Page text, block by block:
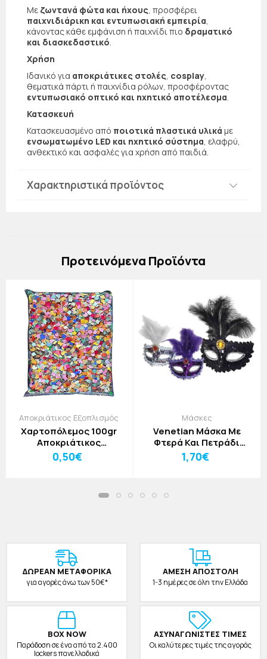
Με ζωντανά φώτα και ήχους, προσφέρει
παιχνιδιάρικη και εντυπωσιακή εμπειρία,
κάνοντας κάθε εμφάνιση ή παιχνίδι πιο δραματικό
και διασκεδαστικό.
Χρήση
Ιδανικό για αποκριάτικες στολές, cosplay,
θεματικά πάρτι ή παιχνίδια ρόλων, προσφέροντας
εντυπωσιακό οπτικό και ηχητικό αποτέλεσμα.
Κατασκευή
Κατασκευασμένο από ποιοτικά πλαστικά υλικά με
ενσωματωμένο LED και ηχητικό σύστημα, ελαφρύ,
ανθεκτικό και ασφαλές για χρήση από παιδιά.
Χαρακτηριστικά προϊόντος
Πρoτεινόμενα Προϊόντα
Αποκριάτικος Εξοπλισμός
Χαρτοπόλεμος 100gr
Αποκριάτικος
Εξοπλισμός
0,50€
Μάσκες
Venetian Μάσκα Με
Φτερά Και Πετράδι
Μαύρη
1,70€
ΔΩΡΕAΝ ΜΕΤΑΦΟΡΙΚΑ
για αγορές άνω των 50€*
ΑΜΕΣΗ ΑΠΟΣΤΟΛΗ
1-3 ημέρες σε όλη την Ελλάδα
BOX NOW
Παράδοση σε ένα από τα 2.400
lockers πανελλαδικά
ΑΣΥΝΑΓΩΝΙΣΤΕΣ ΤΙΜΕΣ
Οι καλύτερες τιμές της αγοράς